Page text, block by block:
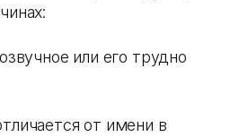
или его трудно
от имени в